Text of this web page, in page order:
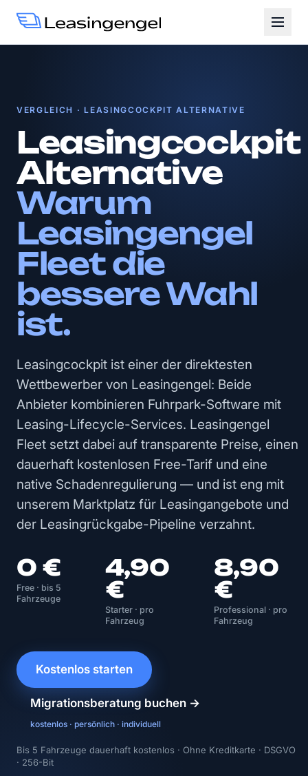
VERGLEICH · LEASINGCOCKPIT ALTERNATIVE
Leasingcockpit
Alternative
Warum
Leasingengel
Fleet die
bessere Wahl
ist.
Leasingcockpit ist einer der direktesten
Wettbewerber von Leasingengel: Beide
Anbieter kombinieren Fuhrpark-Software mit
Leasing-Lifecycle-Services. Leasingengel
Fleet setzt dabei auf transparente Preise, einen
dauerhaft kostenlosen Free-Tarif und eine
native Schadenregulierung — und ist eng mit
unserem Marktplatz für Leasingangebote und
der Leasingrückgabe-Pipeline verzahnt.
0 €
Free · bis 5
Fahrzeuge
4,90
€
Starter · pro
Fahrzeug
8,90
€
Professional · pro
Fahrzeug
Kostenlos starten
Migrationsberatung buchen →
kostenlos · persönlich · individuell
Bis 5 Fahrzeuge dauerhaft kostenlos · Ohne Kreditkarte · DSGVO
· 256-Bit